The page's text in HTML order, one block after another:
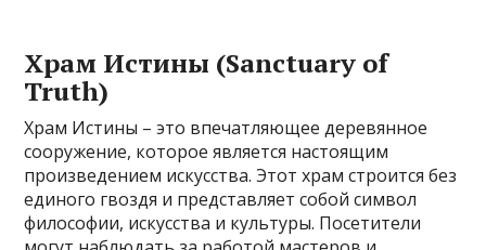
Храм Истины (Sanctuary of
Truth)
Храм Истины – это впечатляющее деревянное
сооружение, которое является настоящим
произведением искусства. Этот храм строится без
единого гвоздя и представляет собой символ
философии, искусства и культуры. Посетители